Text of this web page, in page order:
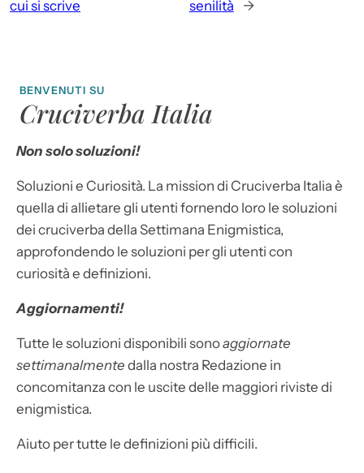
cui si scrive
senilità
→
BENVENUTI SU
Cruciverba Italia
Non solo soluzioni!
Soluzioni e Curiosità. La mission di Cruciverba Italia è
quella di allietare gli utenti fornendo loro le soluzioni
dei cruciverba della Settimana Enigmistica,
approfondendo le soluzioni per gli utenti con
curiosità e definizioni.
Aggiornamenti!
Tutte le soluzioni disponibili sonoaggiornate
settimanalmente dalla nostra Redazione in
concomitanza con le uscite delle maggiori riviste di
enigmistica.
Aiuto per tutte le definizioni più difficili.